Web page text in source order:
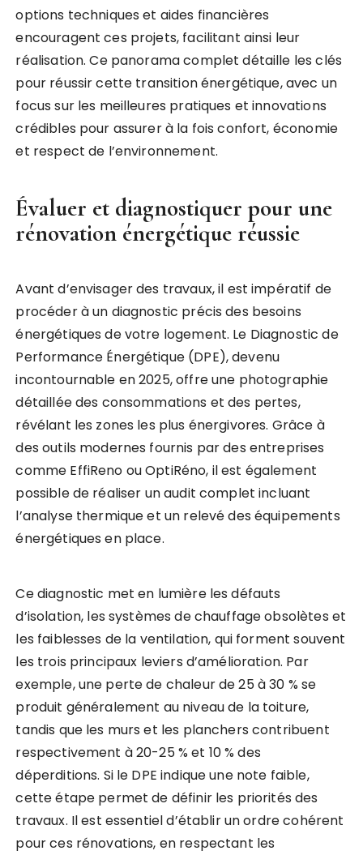
options techniques et aides financières
encouragent ces projets, facilitant ainsi leur
réalisation. Ce panorama complet détaille les clés
pour réussir cette transition énergétique, avec un
focus sur les meilleures pratiques et innovations
crédibles pour assurer à la fois confort, économie
et respect de l’environnement.
Évaluer et diagnostiquer pour une
rénovation énergétique réussie
Avant d’envisager des travaux, il est impératif de
procéder à un diagnostic précis des besoins
énergétiques de votre logement. Le Diagnostic de
Performance Énergétique (DPE), devenu
incontournable en 2025, offre une photographie
détaillée des consommations et des pertes,
révélant les zones les plus énergivores. Grâce à
des outils modernes fournis par des entreprises
comme EffiReno ou OptiRéno, il est également
possible de réaliser un audit complet incluant
l’analyse thermique et un relevé des équipements
énergétiques en place.
Ce diagnostic met en lumière les défauts
d’isolation, les systèmes de chauffage obsolètes et
les faiblesses de la ventilation, qui forment souvent
les trois principaux leviers d’amélioration. Par
exemple, une perte de chaleur de 25 à 30 % se
produit généralement au niveau de la toiture,
tandis que les murs et les planchers contribuent
respectivement à 20-25 % et 10 % des
déperditions. Si le DPE indique une note faible,
cette étape permet de définir les priorités des
travaux. Il est essentiel d’établir un ordre cohérent
pour ces rénovations, en respectant les